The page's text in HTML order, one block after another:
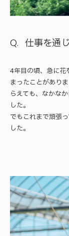
仕事を通
4年目の頃、急に花
まったことがあり
らえても、なかな
した。
でもこれまで頑張
した。